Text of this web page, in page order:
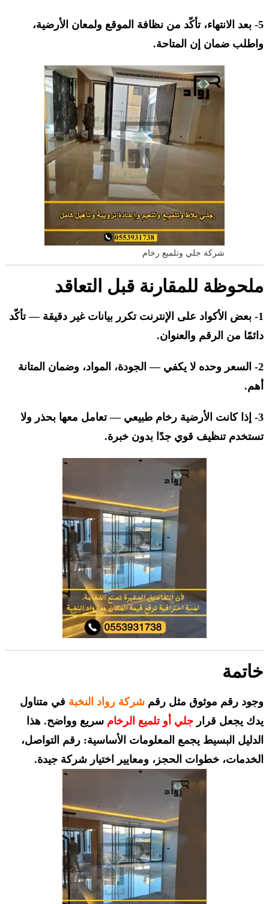
5- بعد الانتهاء، تأكّد من نظافة الموقع ولمعان الأرضية،
واطلب ضمان إن المتاحة.
شركة جلي وتلميع رخام
ملحوظة للمقارنة قبل التعاقد
1- بعض الأكواد على الإنترنت تكرر بيانات غير دقيقة — تأكّد
دائمًا من الرقم والعنوان.
2- السعر وحده لا يكفي — الجودة، المواد، وضمان المتانة
أهم.
3- إذا كانت الأرضية رخام طبيعي — تعامل معها بحذر ولا
تستخدم تنظيف قوي جدًا بدون خبرة.
خاتمة
وجود رقم موثوق مثل رقم شركة رواد النخبة في متناول
يدك يجعل قرار جلي أو تلميع الرخام سريع وواضح. هذا
الدليل البسيط يجمع المعلومات الأساسية: رقم التواصل،
الخدمات، خطوات الحجز، ومعايير اختيار شركة جيدة.